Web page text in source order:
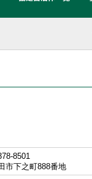
8501
市下之町888番地